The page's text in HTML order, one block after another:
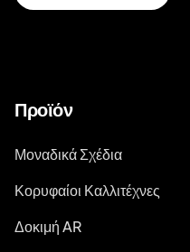
Προϊόν
Μοναδικά Σχέδια
Κορυφαίοι Καλλιτέχνες
Δοκιμή AR